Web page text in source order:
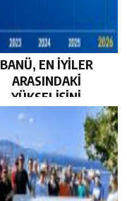
BANÜ, EN İYİLER
ARASINDAKİ
YÜKSELİŞİNİ
SÜRDÜRDÜ…